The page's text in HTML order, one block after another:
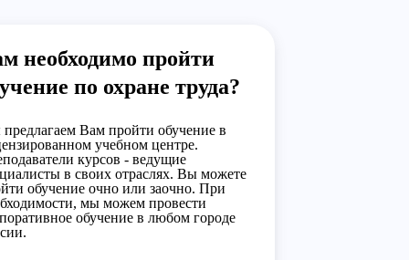
необходимо пройти
по охране труда?
Вам пройти обучение в
учебном центре.
курсов - ведущие
в своих отраслях. Вы можете
обучение очно или заочно. При
мы можем провести
обучение в любом городе